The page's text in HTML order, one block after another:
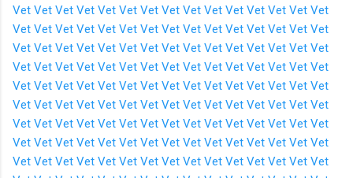
Vet Vet Vet Vet Vet Vet Vet Vet Vet Vet Vet Vet Vet Vet Vet
Vet Vet Vet Vet Vet Vet Vet Vet Vet Vet Vet Vet Vet Vet Vet
Vet Vet Vet Vet Vet Vet Vet Vet Vet Vet Vet Vet Vet Vet Vet
Vet Vet Vet Vet Vet Vet Vet Vet Vet Vet Vet Vet Vet Vet Vet
Vet Vet Vet Vet Vet Vet Vet Vet Vet Vet Vet Vet Vet Vet Vet
Vet Vet Vet Vet Vet Vet Vet Vet Vet Vet Vet Vet Vet Vet Vet
Vet Vet Vet Vet Vet Vet Vet Vet Vet Vet Vet Vet Vet Vet Vet
Vet Vet Vet Vet Vet Vet Vet Vet Vet Vet Vet Vet Vet Vet Vet
Vet Vet Vet Vet Vet Vet Vet Vet Vet Vet Vet Vet Vet Vet Vet